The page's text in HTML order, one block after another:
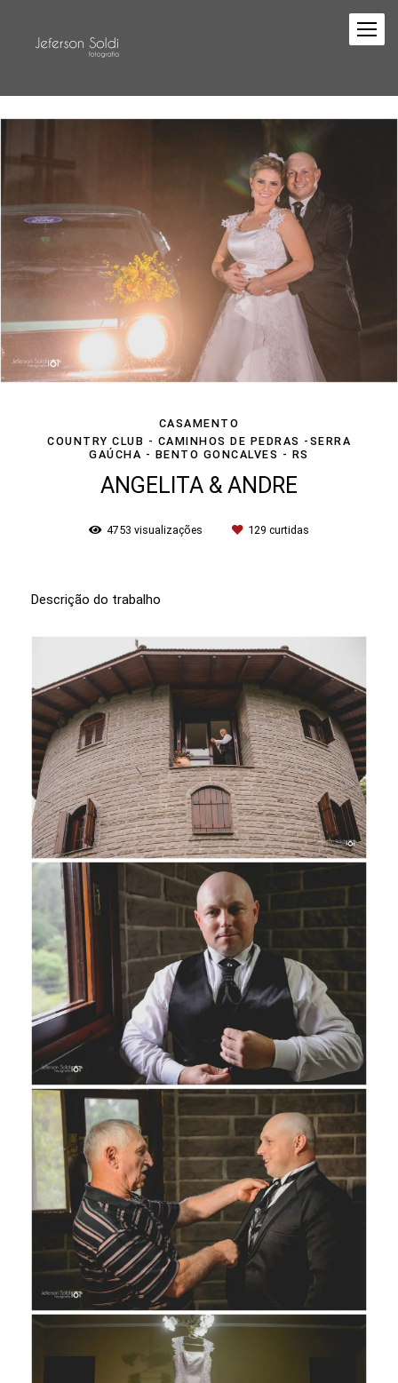
CASAMENTO
COUNTRY CLUB - CAMINHOS DE PEDRAS -SERRA
GAÚCHA - BENTO GONCALVES - RS
ANGELITA & ANDRE
4753 visualizações 129 curtidas
Descrição do trabalho